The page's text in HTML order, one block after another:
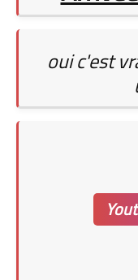
oui c'est